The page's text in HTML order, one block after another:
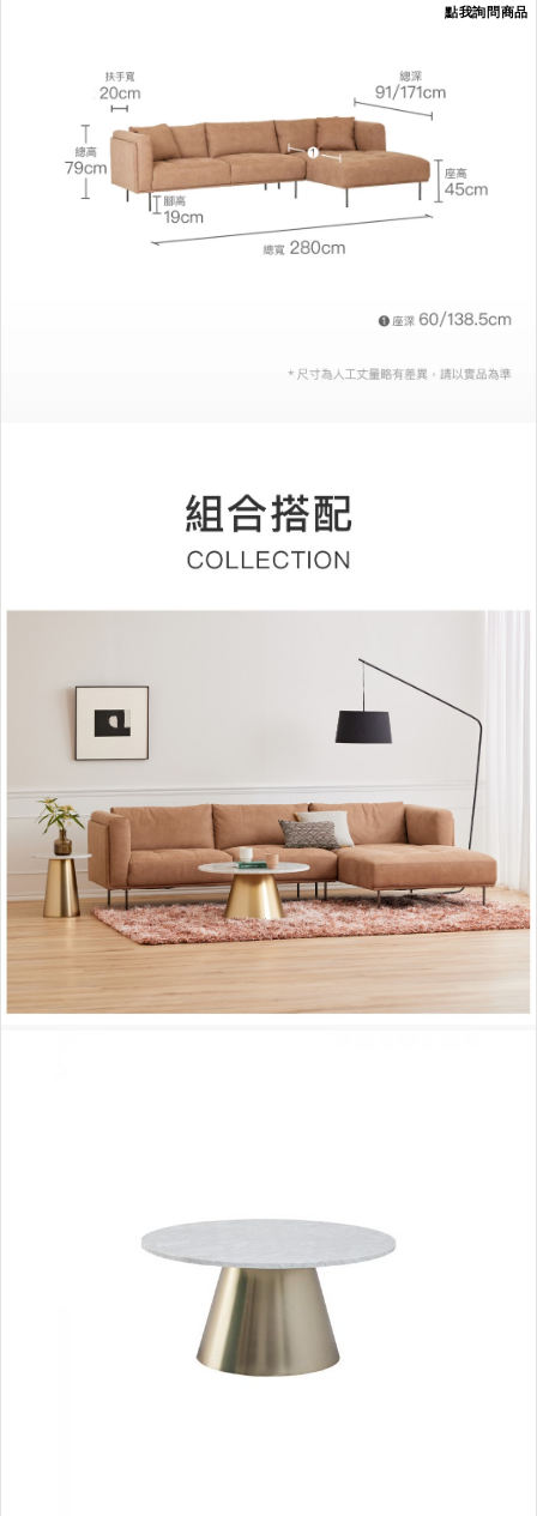
點我詢問商品